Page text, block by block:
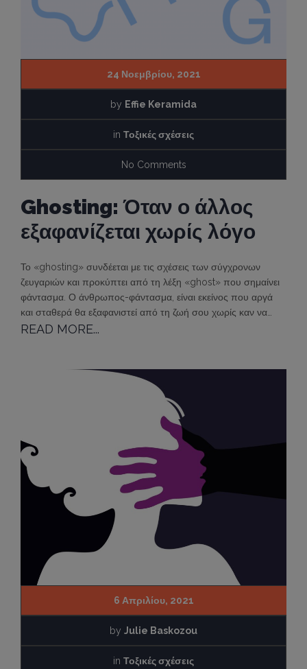
24 Νοεμβρίου, 2021
by Effie Keramida
in Τοξικές σχέσεις
No Comments
Ghosting: Όταν ο άλλος
εξαφανίζεται χωρίς λόγο
Το «ghosting» συνδέεται με τις σχέσεις των σύγχρονων
ζευγαριών και προκύπτει από τη λέξη «ghost» που σημαίνει
φάντασμα. Ο άνθρωπος-φάντασμα, είναι εκείνος που αργά
και σταθερά θα εξαφανιστεί από τη ζωή σου χωρίς καν να…
READ MORE...
6 Απριλίου, 2021
by Julie Baskozou
in Τοξικές σχέσεις